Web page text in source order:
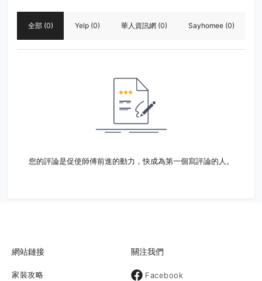
全部 (0) Yelp (0) 華人資訊網 (0) Sayhomee (0)
您的評論是促使師傅前進的動力，快成為第一個寫評論的人。
網站鏈接
家裝攻略
關注我們
Facebook